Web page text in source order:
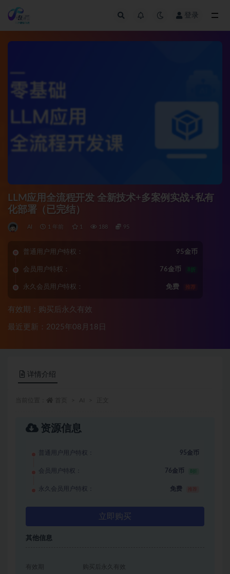
登录
LLM应用全流程开发 全新技术+多案例实战+私有
化部署（已完结）
AI 1 年前 1 188 95
普通用户用户特权： 95金币
会员用户特权： 76金币 8折
永久会员用户特权： 免费 推荐
有效期：购买后永久有效
最近更新：2025年08月18日
详情介绍
资源信息
普通用户用户特权： 95金币
会员用户特权： 76金币 8折
永久会员用户特权： 免费
立即购买
其他信息
有效期 购买后永久有效